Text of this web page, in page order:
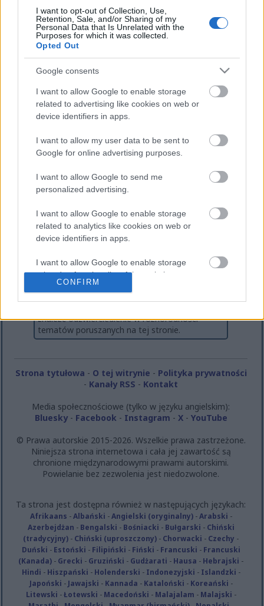
I want to opt-out of Collection, Use,
Retention, Sale, and/or Sharing of my
Personal Data that Is Unrelated with the
Purposes for which it was collected.
Opted Out
Google consents
I want to allow Google to enable storage
related to advertising like cookies on web or
device identifiers in apps.
I want to allow my user data to be sent to
Google for online advertising purposes.
I want to allow Google to send me
personalized advertising.
I want to allow Google to enable storage
related to analytics like cookies on web or
device identifiers in apps.
I want to allow Google to enable storage
related to functionality of the website or app.
I want to allow Google to enable storage
I want to allow Google to enable storage
user protection.
CONFIRM
nadzieję, że będę mógł prezentować treści innych
autorów, aby zapewnić jeszcze większą
różnorodność, więc nigdy nie wiadomo, co się tutaj
pojawi ;-)
Mikkel Christensen
Mikkel jest twórcą i właścicielem miklix.com. Ma
ponad 20-letnie doświadczenie jako
programista oprogramowania i jest obecnie
zatrudniony na pełny etat w dużej europejskiej
korporacji IT. Kiedy nie bloguje, poświęca swój
wolny czas na szeroki wachlarz zainteresowań,
znaleźć odzwierciedlenie w różnorodności
tematów poruszanych na tej stronie.
Strona tytułowa - O tej witrynie - Polityka prywatności
- Kanały RSS - Kontakt
Media społecznościowe (tylko w języku angielskim):
Bluesky- Facebook - Instagram - X- YouTube
© Prawa autorskie 2015-2026. Wszelkie prawa zastrzeżone.
Niniejsza strona internetowa i cała jej zawartość są
chronione międzynarodowymi prawami autorskimi.
Powielanie bez zezwolenia jest niedozwolone.
Ta strona jest dostępna również w następujących językach:
Afrikaans -Albański -Angielski (oryginalny)-Arabski -
Azerbejdżan - Bengalski - Bośniacki - Bułgarski - Chiński
(tradycyjny) - Chiński (uproszczony) - Chorwacki - Czechy -
Duński - Estoński - Filipiński - Fiński - Francuski - Francuski
(Kanada) - Grecki - Gruziński - Gudżarati - Hausa - Hebrajski -
Hindi - Hiszpański - Holenderski - Indonezyjski - Islandzki -
Japoński -Jawajski - Kannada - Kataloński - Koreański -
Litewski -Łotewski - Macedoński - Malajalam - Malajski -